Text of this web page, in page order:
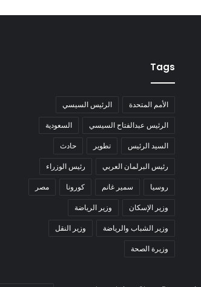
Tags
الأمم المتحدة الرئيس السيسي
الرئيس عبدالفتاح السيسي السعودية
السيد الرئيس تطوير حادث
رئيس البرلمان العربي رئيس الوزراء
روسيا سمير غانم كورونا مصر
وزير الإسكان وزير الرياضة
وزير الشباب والرياضة وزير النقل
وزيرة الصحة